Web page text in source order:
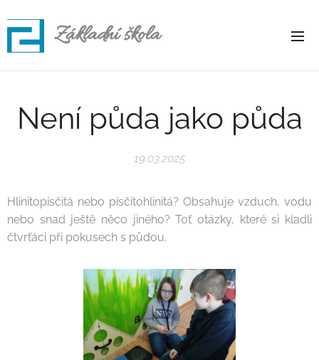
Základní škola
Není půda jako půda
19.03.2025
Hlinitopísčitá nebo písčitohlinitá? Obsahuje vzduch, vodu
nebo snad ještě něco jiného? Toť otázky, které si kladli
čtvrťáci při pokusech s půdou.